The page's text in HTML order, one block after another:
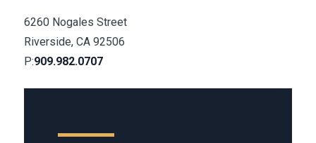
6260 Nogales Street
Riverside, CA 92506
P:Call Now at
909.982.0707